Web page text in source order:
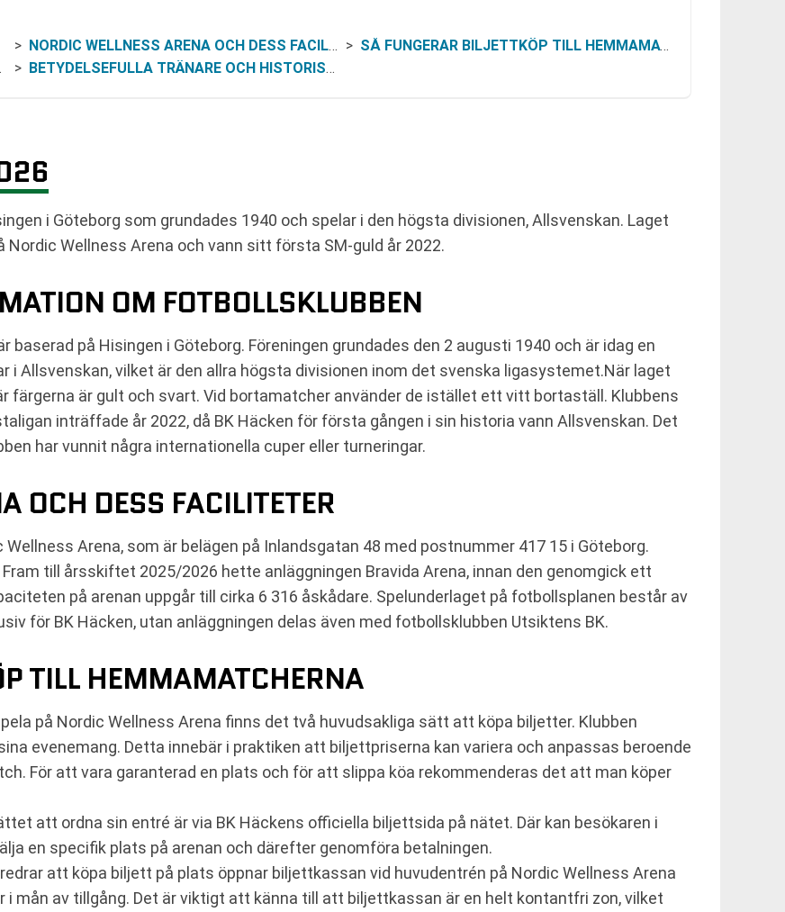
NORDIC WELLNESS ARENA OCH DESS FACILITETER
SÅ FUNGERAR BILJETTKÖP TILL HEMMAMATCHERNA
BETYDELSEFULLA TRÄNARE OCH HISTORISKA SPELARE
i Göteborg som grundades 1940 och spelar i den högsta divisionen, Allsvenskan. Laget
Wellness Arena och vann sitt första SM-guld år 2022.
OM FOTBOLLSKLUBBEN
baserad på Hisingen i Göteborg. Föreningen grundades den 2 augusti 1940 och är idag en
i Allsvenskan, vilket är den allra högsta divisionen inom det svenska ligasystemet.När laget
färgerna är gult och svart. Vid bortamatcher använder de istället ett vitt bortaställ. Klubbens
inträffade år 2022, då BK Häcken för första gången i sin historia vann Allsvenskan. Det
har vunnit några internationella cuper eller turneringar.
OCH DESS FACILITETER
Arena, som är belägen på Inlandsgatan 48 med postnummer 417 15 i Göteborg.
till årsskiftet 2025/2026 hette anläggningen Bravida Arena, innan den genomgick ett
på arenan uppgår till cirka 6 316 åskådare. Spelunderlaget på fotbollsplanen består av
för BK Häcken, utan anläggningen delas även med fotbollsklubben Utsiktens BK.
TILL HEMMAMATCHERNA
på Nordic Wellness Arena finns det två huvudsakliga sätt att köpa biljetter. Klubben
evenemang. Detta innebär i praktiken att biljettpriserna kan variera och anpassas beroende
För att vara garanterad en plats och för att slippa köa rekommenderas det att man köper
att ordna sin entré är via BK Häckens officiella biljettsida på nätet. Där kan besökaren i
en specifik plats på arenan och därefter genomföra betalningen.
att köpa biljett på plats öppnar biljettkassan vid huvudentrén på Nordic Wellness Arena
i mån av tillgång. Det är viktigt att känna till att biljettkassan är en helt kontantfri zon, vilket